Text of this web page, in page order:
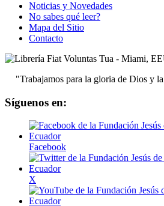
Noticias y Novedades
No sabes qué leer?
Mapa del Sitio
Contacto
"Trabajamos para la gloria de Dios y
Síguenos en:
Facebook
X